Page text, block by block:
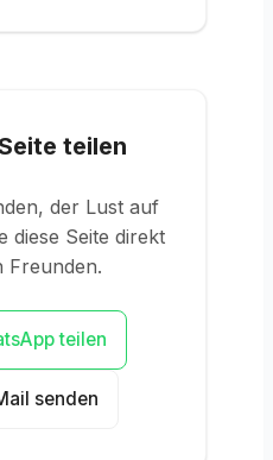
teilen
der Lust auf
diese Seite direkt
Freunden.
teilen
senden